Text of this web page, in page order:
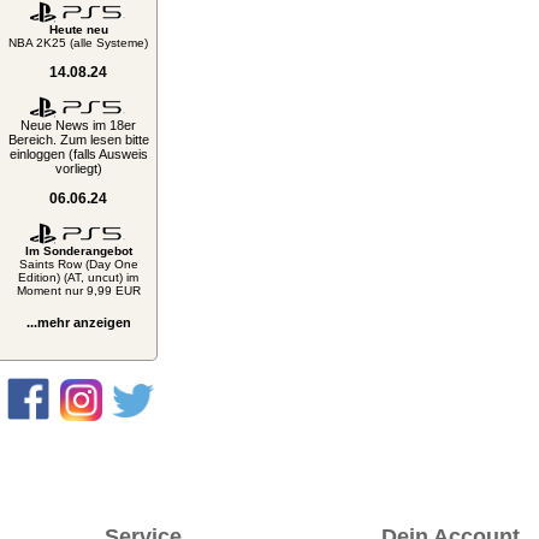
Heute neu
NBA 2K25 (alle Systeme)
14.08.24
Neue News im 18er
Bereich. Zum lesen bitte
einloggen (falls Ausweis
vorliegt)
06.06.24
Im Sonderangebot
Saints Row (Day One
Edition) (AT, uncut) im
Moment nur 9,99 EUR
...mehr anzeigen